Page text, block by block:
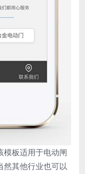
模板适用于电动闸
然其他行业也可以